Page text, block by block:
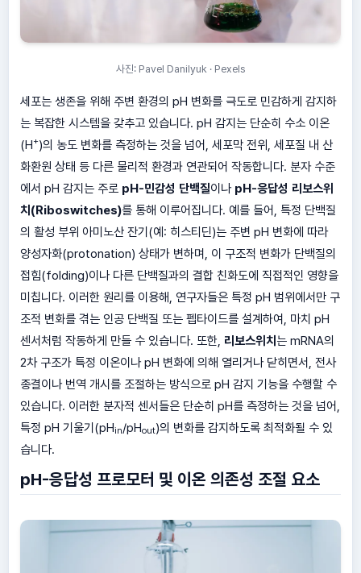
사진: Pavel Danilyuk · Pexels
세포는 생존을 위해 주변 환경의 pH 변화를 극도로 민감하게 감지하
는 복잡한 시스템을 갖추고 있습니다. pH 감지는 단순히 수소 이온
(H+)의 농도 변화를 측정하는 것을 넘어, 세포막 전위, 세포질 내 산
화환원 상태 등 다른 물리적 환경과 연관되어 작동합니다. 분자 수준
에서 pH 감지는 주로 pH-민감성 단백질이나 pH-응답성 리보스위
치(Riboswitches)를 통해 이루어집니다. 예를 들어, 특정 단백질
의 활성 부위 아미노산 잔기(예: 히스티딘)는 주변 pH 변화에 따라
양성자화(protonation) 상태가 변하며, 이 구조적 변화가 단백질의
접힘(folding)이나 다른 단백질과의 결합 친화도에 직접적인 영향을
미칩니다. 이러한 원리를 이용해, 연구자들은 특정 pH 범위에서만 구
조적 변화를 겪는 인공 단백질 또는 펩타이드를 설계하여, 마치 pH
센서처럼 작동하게 만들 수 있습니다. 또한, 리보스위치 는 mRNA의
2차 구조가 특정 이온이나 pH 변화에 의해 열리거나 닫히면서, 전사
종결이나 번역 개시를 조절하는 방식으로 pH 감지 기능을 수행할 수
있습니다. 이러한 분자적 센서들은 단순히 pH를 측정하는 것을 넘어,
특정 pH 기울기(pHin/pHout)의 변화를 감지하도록 최적화될 수 있
습니다.
pH-응답성 프로모터 및 이온 의존성 조절 요소